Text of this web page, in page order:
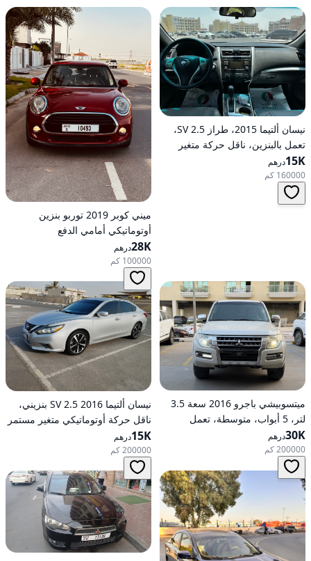
نيسان ألتيما 2015، طراز 2.5 SV،
تعمل بالبنزين، ناقل حركة متغير
مستمر (CVT)، دفع أمامي
15Kدرهم
160000 كم
ميني كوبر 2019 توربو بنزين
أوتوماتيكي أمامي الدفع
28Kدرهم
100000 كم
ميتسوبيشي باجرو 2016 سعة 3.5
لتر، 5 أبواب، متوسطة، تعمل
بالبنزين، أوتوماتيكية، دفع رباعي
30Kدرهم
200000 كم
نيسان ألتيما 2016 2.5 SV بنزيني،
ناقل حركة أوتوماتيكي متغير مستمر
(CVT)، دفع أمامي15Kدرهم
200000 كم